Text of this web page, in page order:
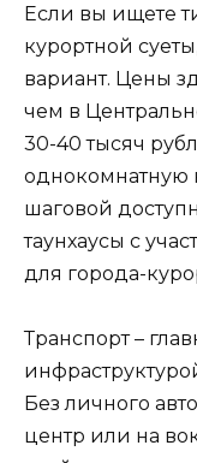
Если вы ищете
курортной
вариант. Цены
чем в
30-40 тысяч
однокомнатную
шаговой
таунхаусы с
для города-
Транспорт –
Без личного
центр или на